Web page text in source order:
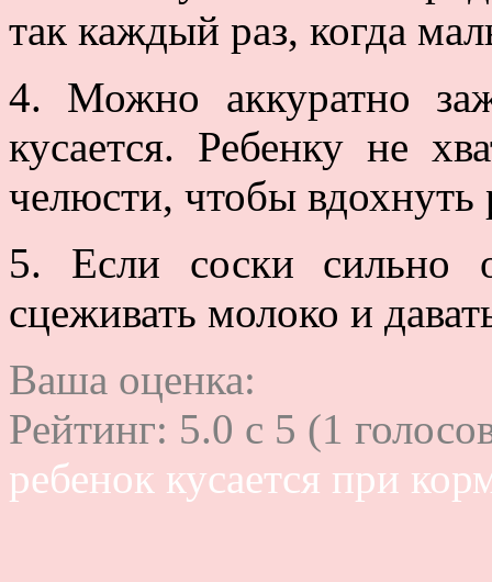
так каждый раз, когда
4. Можно аккуратно
кусается. Ребенку не
челюсти, чтобы вдохнуть
5. Если соски сильно
сцеживать молоко и
Ваша оценка:
Рейтинг: 5.0 c 5 (1
ребенок кусается при